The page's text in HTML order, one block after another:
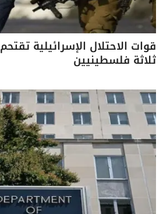
قوات الاحتلال الإسرائيلية
ثلاثة فلسطينيين